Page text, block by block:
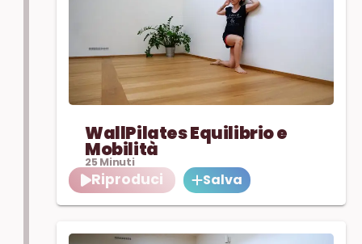
WallPilates Equilibrio e
Mobilità
25 Minuti
Riproduci Salva